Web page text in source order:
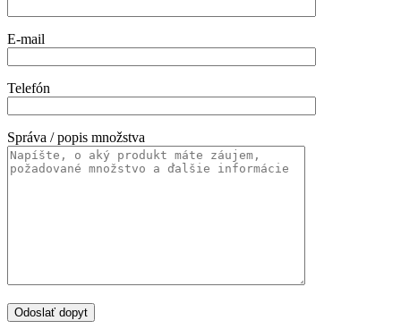
E-mail
Telefón
Správa / popis množstva